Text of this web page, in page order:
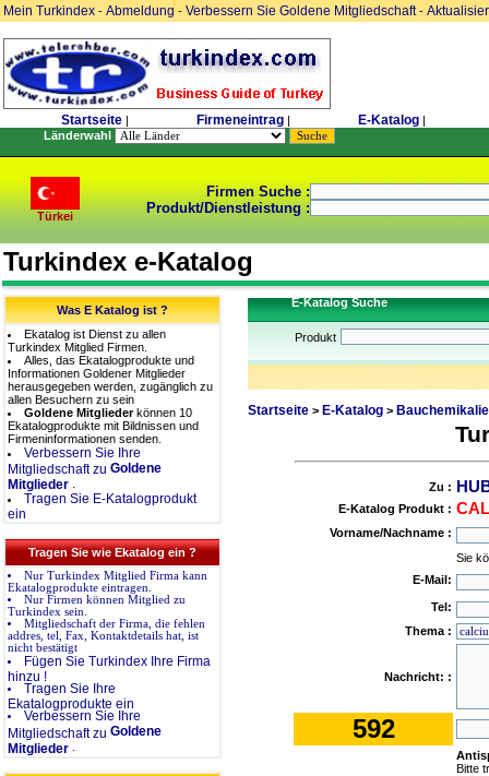
Mein Turkindex - Abmeldung - Verbessern Sie Goldene Mitgliedschaft-
Startseite | Firmeneintrag | E-Katalog |
Länderwahl
Türkei
Firmen Suche :
Produkt/Dienstleistung :
Turkindex e-Katalog
Was E Katalog ist ?
Ekatalog ist Dienst zu allen
Turkindex Mitglied Firmen.
Alles, das Ekatalogprodukte und
Informationen Goldener Mitglieder
herausgegeben werden, zugänglich zu
allen Besuchern zu sein
Goldene Mitgliederkönnen 10
Ekatalogprodukte mit Bildnissen und
Firmeninformationen senden.
Verbessern Sie Ihre
Mitgliedschaft zu Goldene
Mitglieder .
Tragen Sie E-Katalogprodukt
ein
Tragen Sie wie Ekatalog ein ?
Nur Turkindex Mitglied Firma kann
Ekatalogprodukte eintragen.
Nur Firmen können Mitglied zu
Turkindex sein.
Mitgliedschaft der Firma, die fehlen
addres, tel, Fax, Kontaktdetails hat, ist
nicht bestätigt
Fügen Sie Turkindex Ihre Firma
hinzu !
Tragen Sie Ihre
Ekatalogprodukte ein
Verbessern Sie Ihre
Mitgliedschaft zu Goldene
Mitglieder .
E-Katalog Suche
Produkt
Startseite > E-Katalog>
Zu :
E-Katalog Produkt :
Vorname/Nachname :
Sie
E-Mail:
Tel:
Thema :
Nachricht: :
592
Bitte